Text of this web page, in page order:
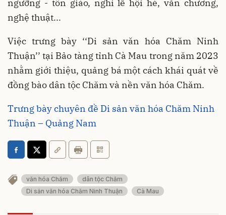
ngưỡng - tôn giáo, nghi lễ hội hè, văn chương,
nghệ thuật...
Việc trưng bày ‘‘Di sản văn hóa Chăm Ninh
Thuận’’ tại Bảo tàng tỉnh Cà Mau trong năm 2023
nhằm giới thiệu, quảng bá một cách khái quát về
đồng bào dân tộc Chăm và nền văn hóa Chăm.
Trưng bày chuyên đề Di sản văn hóa Chăm Ninh
Thuận – Quảng Nam
văn hóa Chăm
dân tộc Chăm
Di sản văn hóa Chăm Ninh Thuận
Cà Mau